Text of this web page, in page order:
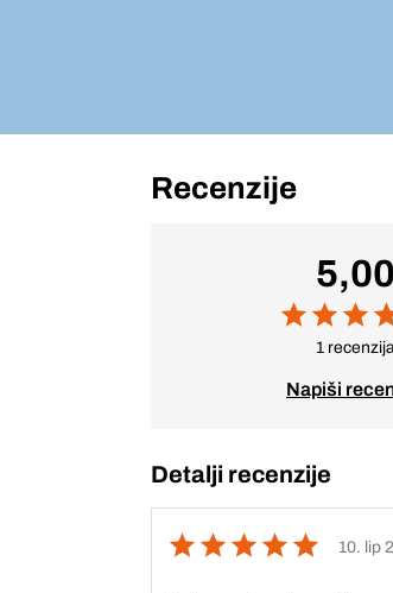
Recenzije
5,00
1
Napiši
Detalji recenzije
10. lip